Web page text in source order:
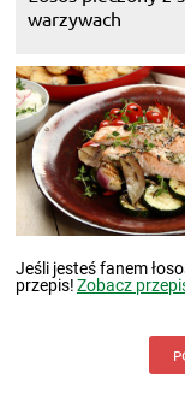
warzywach
Jeśli jesteś fanem
przepis!Zobacz